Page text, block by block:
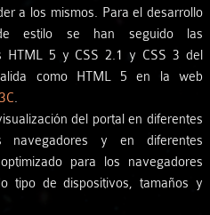
a los mismos. Para el desarrollo
estilo se han seguido las
HTML 5 y CSS 2.1 y CSS 3 del
como HTML 5 en la web
.
del portal en diferentes
navegadores y en diferentes
para los navegadores
tipo de dispositivos, tamaños y